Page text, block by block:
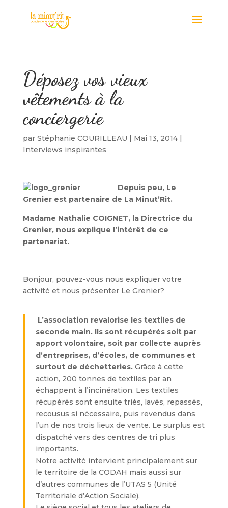
Déposez vos vieux
vêtements à la
conciergerie
par Stéphanie COURILLEAU | Mai 13, 2014|
Interviews inspirantes
Depuis peu, Le
Grenier est partenaire de La Minut’Rit.
Madame Nathalie COIGNET, la Directrice du
Grenier, nous explique l’intérêt de ce
partenariat.
Bonjour, pouvez-vous nous expliquer votre
activité et nous présenter Le Grenier?
L’association revalorise les textiles de
seconde main. Ils sont récupérés soit par
apport volontaire, soit par collecte auprès
d’entreprises, d’écoles, de communes et
surtout de déchetteries. Grâce à cette
action, 200 tonnes de textiles par an
échappent à l’incinération. Les textiles
récupérés sont ensuite triés, lavés, repassés,
recousus si nécessaire, puis revendus dans
l’un de nos trois lieux de vente. Le surplus est
dispatché vers des centres de tri plus
importants.
Notre activité intervient principalement sur
le territoire de la CODAH mais aussi sur
d’autres communes de l’UTAS 5 (Unité
Territoriale d’Action Sociale).